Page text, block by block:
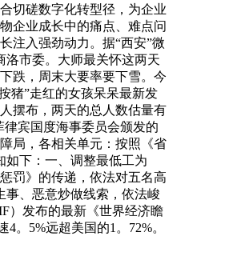
切磋数字化转型径，为企业
企业成长中的痛点、难点问
注入强劲动力。据“西安”微
洛市委。大师最关怀这两天
跌，周末大要率要下雪。今
猪”走红的女孩呆呆最新发
摆布，两天的总人数估量有
律宾国度海事委员会颁发的
局，各相关单元：按照《省
如下：一、调整最低工为
罚》的传递，依法对五名高
事、恶意炒做线索，依法峻
）发布的最新《世界经济瞻
。5%远超美国的1。72%。